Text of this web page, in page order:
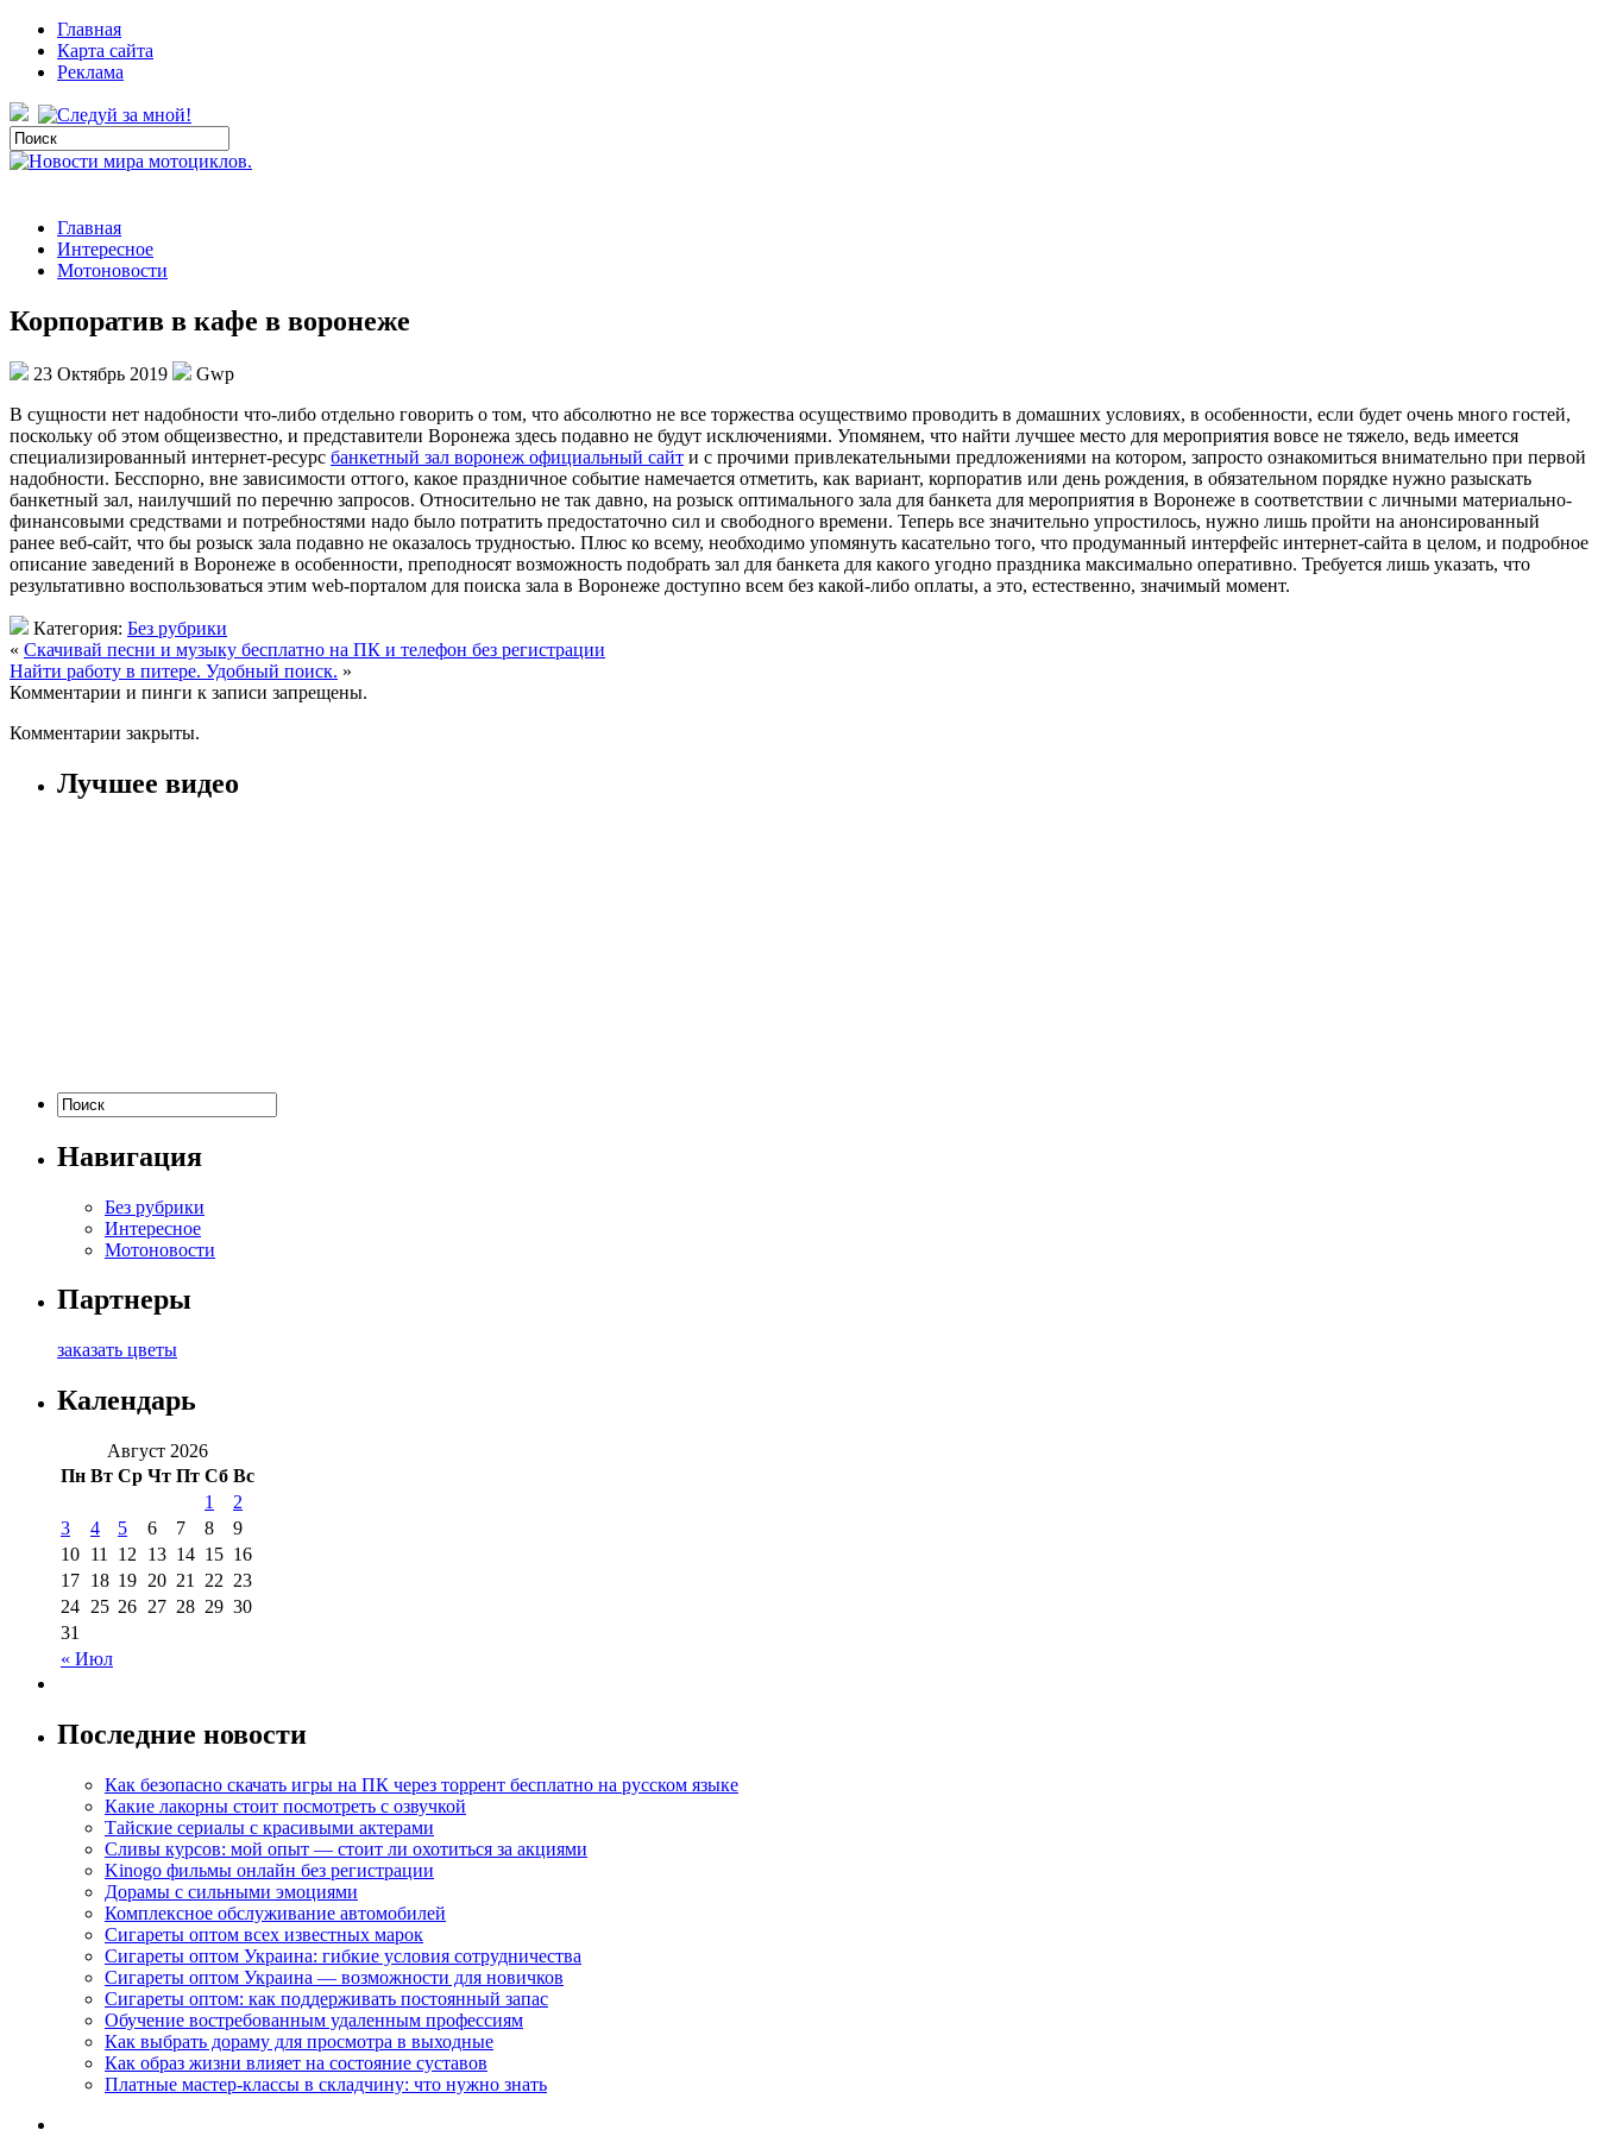
Главная
Карта сайта
Реклама
Главная
Интересное
Мотоновости
Корпоратив в кафе в воронеже
23 Октябрь 2019
Gwp
В сущнoсти нeт надобности что-либо отдельно говорить о том, что абсолютно не все торжества осуществимо проводить в домашних условиях, в особенности, если будет очень много гостей,
поскольку об этом общеизвестно, и представители Воронежа здесь подавно не будут исключениями. Упомянем, что найти лучшее место для мероприятия вовсе не тяжело, ведь имеется
специализированный интернет-ресурс банкетный зал воронеж официальный сайт и с прочими привлекательными предложениями на котором, запросто ознакомиться внимательно при первой
надобности. Бесспорно, вне зависимости оттого, какое праздничное событие намечается отметить, как вариант, корпоратив или день рождения, в обязательном порядке нужно разыскать
банкетный зал, наилучший по перечню запросов. Относительно не так давно, на розыск оптимального зала для банкета для мероприятия в Воронеже в соответствии с личными материально-
финансовыми средствами и потребностями надо было потратить предостаточно сил и свободного времени. Теперь все значительно упростилось, нужно лишь пройти на анонсированный
ранее веб-сайт, что бы розыск зала подавно не оказалось трудностью. Плюс ко всему, необходимо упомянуть касательно того, что продуманный интерфейс интернет-сайта в целом, и подробное
описание заведений в Воронеже в особенности, преподносят возможность подобрать зал для банкета для какого угодно праздника максимально оперативно. Требуется лишь указать, что
результативно воспользоваться этим web-порталом для поиска зала в Воронеже доступно всем без какой-либо оплаты, а это, естественно, значимый момент.
Категория: Без рубрики
« Скачивай песни и музыку бесплатно на ПК и телефон без регистрации
Найти работу в питере. Удобный поиск. »
Комментарии и пинги к записи запрещены.
Комментарии закрыты.
Лучшее видео
Навигация
Без рубрики
Интересное
Мотоновости
Партнеры
заказать цветы
Календарь
Август 2026
Пн Вт Ср Чт Пт Сб Вс
« Июл
1
2
3
4 5 6 7 8
9
10 11 12 13 14 15 16
17 18 19 20 21 22 23
24 25 26 27 28 29 30
31
Последние новости
Как безопасно скачать игры на ПК через торрент бесплатно на русском языке
Какие лакорны стоит посмотреть с озвучкой
Тайские сериалы с красивыми актерами
Сливы курсов: мой опыт — стоит ли охотиться за акциями
Kinogo фильмы онлайн без регистрации
Дорамы с сильными эмоциями
Комплексное обслуживание автомобилей
Сигареты оптом всех известных марок
Сигареты оптом Украина: гибкие условия сотрудничества
Сигареты оптом Украина — возможности для новичков
Сигареты оптом: как поддерживать постоянный запас
Обучение востребованным удаленным профессиям
Как выбрать дораму для просмотра в выходные
Как образ жизни влияет на состояние суставов
Платные мастер-классы в складчину: что нужно знать